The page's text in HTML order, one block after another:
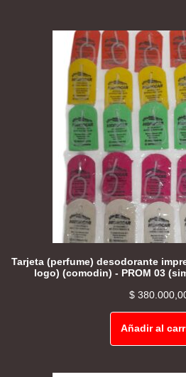
Tarjeta (perfume) desodorante
logo) (comodin) - PROM 03
$
Añadir al